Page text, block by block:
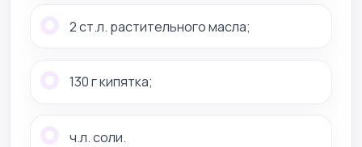
2 ст.л. растительного масла;
130 г кипятка;
ч.л. соли.